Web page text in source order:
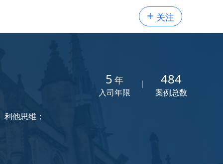
+ 关注
5 年
入司年限
484
案例总数
他思维；